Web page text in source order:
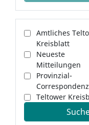
Amtliches
Kreisblatt
Neueste
Mitteilungen
Provinzial-
Correspondenz
Teltower